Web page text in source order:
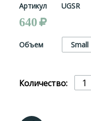
Артикул UGSR
640
Объем Small
Количество: